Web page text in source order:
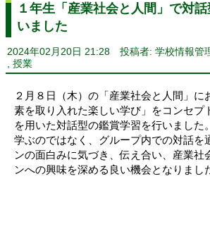
１年生「産業社会と人間」で対
いました
2024年02月20日 21:28 投稿者: 学校情報管
, 授業
２月８日（木）の「産業社会と人間」に
素を取り入れた楽しい学び」をコンセプ
を用いた対話型の鑑賞学習を行いました
学ぶのではなく、グループ内での対話を
ンの面白みに気づき、伝え合い、産業社
ンへの興味を深める良い機会となりまし